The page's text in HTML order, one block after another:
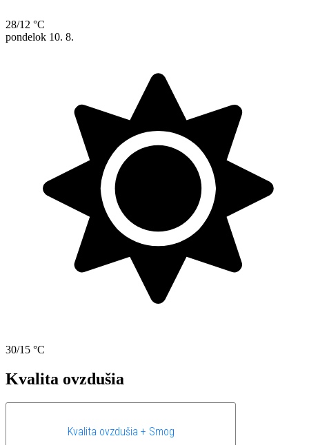
28/12 °C
pondelok 10. 8.
30/15 °C
Kvalita ovzdušia
Kvalita ovzdušia + Smog